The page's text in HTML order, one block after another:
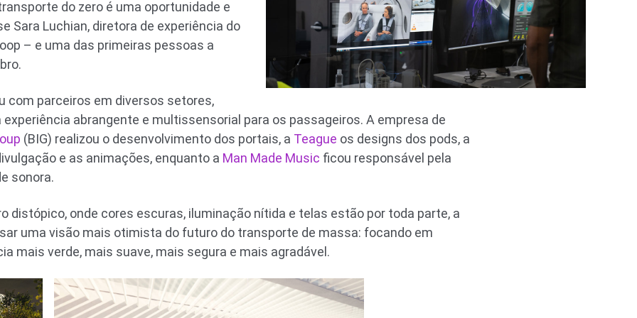
do zero é uma oportunidade e
Sara Luchian, diretora de experiência do
– e uma das primeiras pessoas a
com parceiros em diversos setores,
abrangente e multissensorial para os passageiros. A empresa de
(BIG) realizou o desenvolvimento dos portais, a Teague os designs dos pods, a
e as animações, enquanto a Man Made Music ficou responsável pela
sonora.
distópico, onde cores escuras, iluminação nítida e telas estão por toda parte, a
uma visão mais otimista do futuro do transporte de massa: focando em
mais verde, mais suave, mais segura e mais agradável.